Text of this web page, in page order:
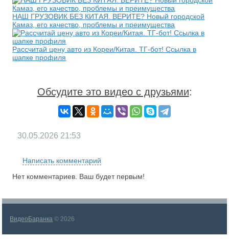
НАШ ГРУЗОВИК БЕЗ КИТАЯ. ВЕРИТЕ? Новый городской
Камаз, его качество, проблемы и преимущества
Рассчитай цену авто из Кореи/Китая. ТГ-бот! Ссылка в
шапке профиля
Обсудите это видео с друзьями:
30.05.2026 21:53
Написать комментарий
Нет комментариев. Ваш будет первым!
ВидеоБаранка © 2026